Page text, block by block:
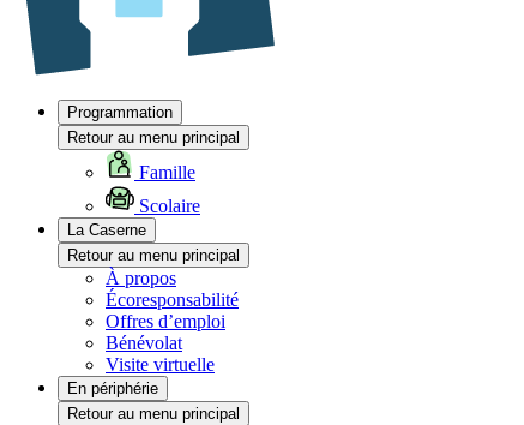
Programmation
Retour au menu principal
Famille
Scolaire
La Caserne
Retour au menu principal
À propos
Écoresponsabilité
Offres d’emploi
Bénévolat
Visite virtuelle
En périphérie
Retour au menu principal